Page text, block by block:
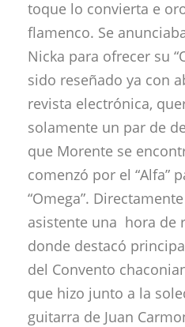
toque lo convierta e
flamenco. Se
Nicka para ofrecer su
sido reseñado ya con
revista electrónica,
solamente un par de
que Morente se
comenzó por el “Alfa”
“Omega”.
asistente una hora de
donde destacó
del Convento
que hizo junto a la
guitarra de Juan